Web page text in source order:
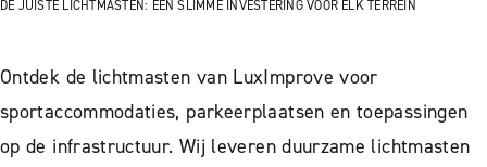
DE JUISTE LICHTMASTEN: EEN SLIMME INVESTERING VOOR ELK TERREIN
Ontdek de lichtmasten van LuxImprove voor
sportaccommodaties, parkeerplaatsen en toepassingen
op de infrastructuur. Wij leveren duurzame lichtmasten